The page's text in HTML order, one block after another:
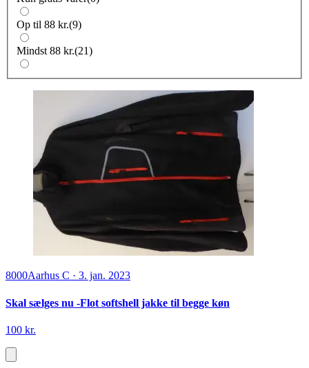
Op til 88 kr.(9)
Mindst 88 kr.(21)
8000Aarhus C · 3. jan. 2023
Skal sælges nu -Flot softshell jakke til begge køn
100 kr.